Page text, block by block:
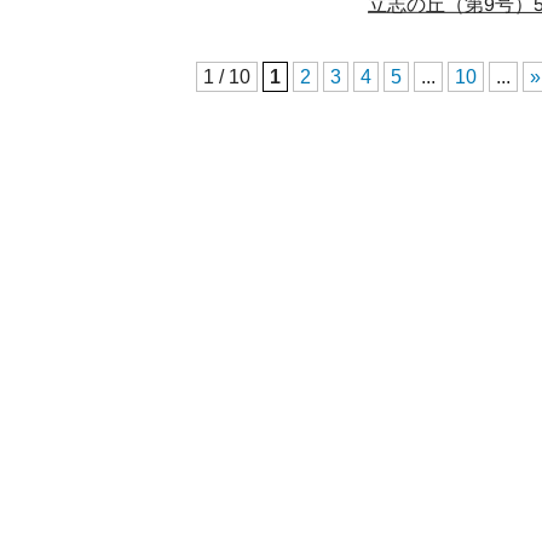
1 / 10 1 2 3 4 5 ... 10 ... »